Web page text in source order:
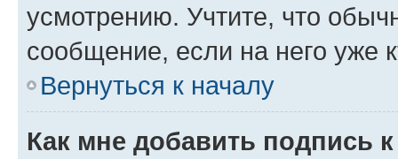
усмотрению. Учтите, что
сообщение, если на него уже
Вернуться к началу
Как мне добавить подпись